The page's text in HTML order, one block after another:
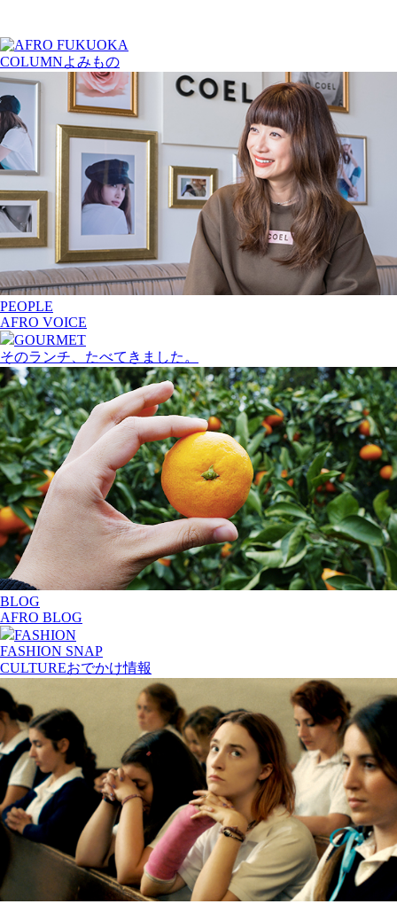
COLUMNよみもの
PEOPLE
AFRO VOICE
GOURMET
そのランチ、たべてきました。
BLOG
AFRO BLOG
FASHION
FASHION SNAP
CULTUREおでかけ情報